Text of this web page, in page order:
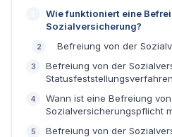
Geschäftsführer
Gesellschafter)
Selbstständig /
Angestellter
Wie funktioniert eine
Sozialversicherung?
Befreiung von der
Befreiung von der
Statusfeststellungsverfahren
Wann ist eine Befreiung
Sozialversicherungspflicht
Befreiung von der